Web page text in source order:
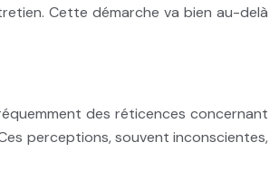
Cette démarche va bien au-delà
des réticences concernant
perceptions, souvent inconscientes,